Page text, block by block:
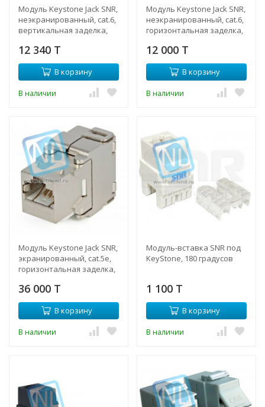
Модуль Keystone Jack SNR,
неэкранированный, cat.6,
вертикальная заделка,
12 340 T
В корзину
В наличии
Модуль Keystone Jack SNR,
неэкранированный, cat.6,
горизонтальная заделка,
12 000 T
В корзину
В наличии
Модуль Keystone Jack SNR,
экранированный, cat.5e,
горизонтальная заделка,
36 000 T
В корзину
В наличии
Модуль-вставка SNR под
KeyStone, 180 градусов
1 100 T
В корзину
В наличии